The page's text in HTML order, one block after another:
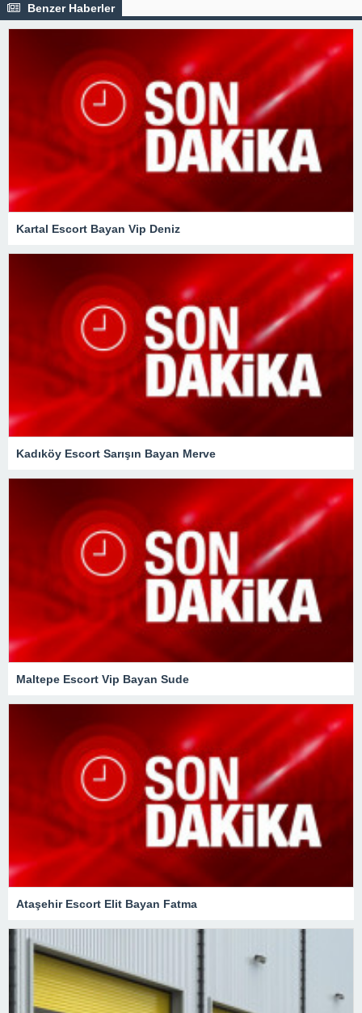
Benzer Haberler
Kartal Escort Bayan Vip Deniz
Kadıköy Escort Sarışın Bayan Merve
Maltepe Escort Vip Bayan Sude
Ataşehir Escort Elit Bayan Fatma